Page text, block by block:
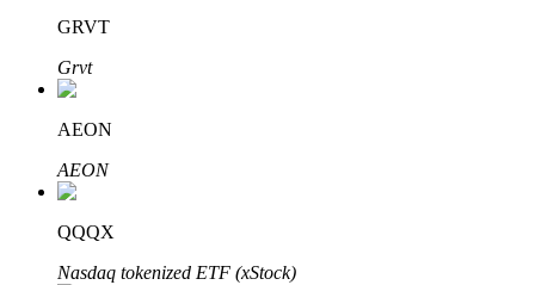
Aprenda como ganhar renda passiva
Bitrue
Parceiros Bitrue
GRVT
Grvt
AEON
AEON
QQQX
Nasdaq tokenized ETF (xStock)